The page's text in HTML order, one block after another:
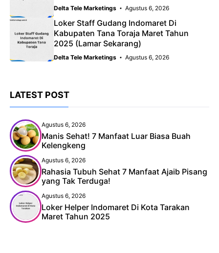
Delta Tele Marketings Agustus 6, 2026
Loker Staff Gudang Indomaret Di
Kabupaten Tana Toraja Maret Tahun
2025 (Lamar Sekarang)
Delta Tele Marketings Agustus 6, 2026
LATEST POST
Agustus 6, 2026
Manis Sehat! 7 Manfaat Luar Biasa Buah
Kelengkeng
Agustus 6, 2026
Rahasia Tubuh Sehat 7 Manfaat Ajaib Pisang
yang Tak Terduga!
Agustus 6, 2026
Loker Helper Indomaret Di Kota Tarakan
Maret Tahun 2025